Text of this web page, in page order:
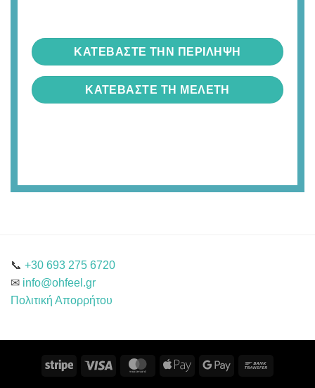
ΚΑΤΕΒΑΣΤΕ ΤΗΝ ΠΕΡΙΛΗΨΗ
ΚΑΤΕΒΑΣΤΕ ΤΗ ΜΕΛΈΤΗ
📞 +30 693 275 6720
✉ info@ohfeel.gr
Πολιτική Απορρήτου
Stripe Visa MasterCardApple
Google